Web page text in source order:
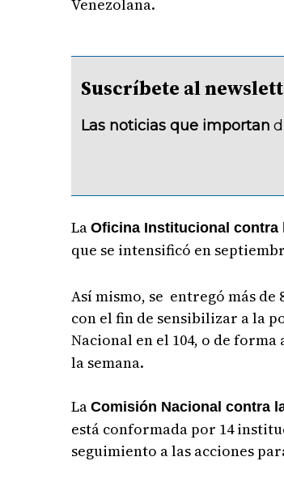
Venezolana.
Suscríbete al
Las noticias que importan
LaOficina Institucional contra
que se intensificó en
Así mismo, se entregó más
con el fin de sensibilizar a la
Nacional en el 104, o de forma
la semana.
LaComisión Nacional contra
está conformada por 14
seguimiento a las acciones